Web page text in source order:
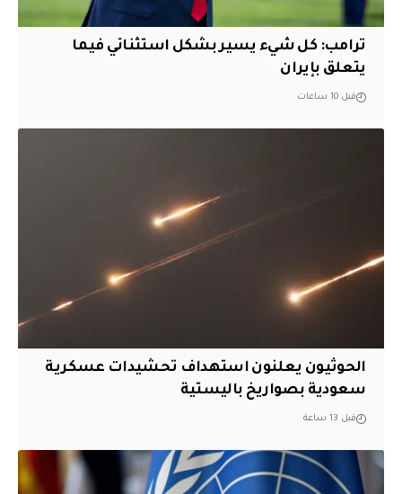
ترامب: كل شيء يسير بشكل استثنائي فيما
يتعلق بإيران
قبل 10 ساعات
الحوثيون يعلنون استهداف تحشيدات عسكرية
سعودية بصواريخ باليستية
قبل 13 ساعة